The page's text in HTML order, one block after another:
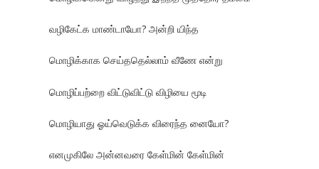
வழிகேட்க மாண்டாயோ? அன்றி யிந்த
மொழிக்காக செய்ததெல்லாம் வீணே என்று
மொழிப்பற்றை விட்டுவிட்டு விழியை மூடி
மொழியாது ஓய்வெடுக்க விரைந்த னையோ?
எனமுகிலே அன்னவரை கேள்மின் கேள்மின்